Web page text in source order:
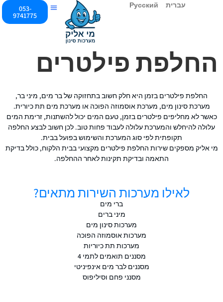
עברית Русский
053-
9741775
החלפת פילטרים
החלפת פילטרים בזמן היא חלק חשוב בתחזוקה של בר מים, מיני בר,
מערכת סינון מים, מערכת אוסמוזה הפוכה או מערכת מים תת כיורית.
כאשר לא מחליפים פילטרים בזמן, טעם המים יכול להשתנות, זרימת המים
עלולה להיחלש והמערכת עלולה לעבוד פחות טוב. לכן חשוב לבצע החלפה
תקופתית לפי סוג המערכת והשימוש בפועל בבית.
מי אליק מספקים שירות החלפת פילטרים מקצועי בבית הלקוח, כולל בדיקת
התאמה ובדיקת תקינות לאחר ההחלפה.
לאילו מערכות השירות מתאים?
ברי מים
מיני ברים
מערכות סינון מים
מערכות אוסמוזה הפוכה
מערכות תת כיוריות
מסננים תואמים לתמי 4
מסננים לבר מים אינפיניטי
מסנני פחם וסיליפוס